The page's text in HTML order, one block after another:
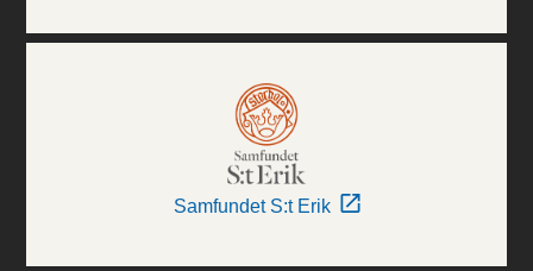
Samfundet S:t Erik